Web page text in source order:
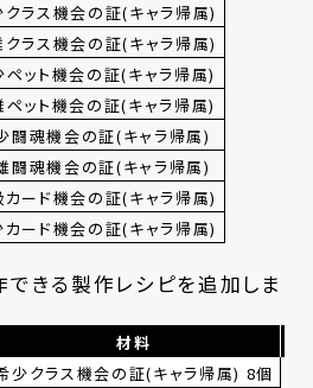
クラス機会の証(キャラ帰属)
ラス機会の証(キャラ帰属)
ペット機会の証(キャラ帰属)
ペット機会の証(キャラ帰属)
闘魂機会の証(キャラ帰属)
闘魂機会の証(キャラ帰属)
カード機会の証(キャラ帰属)
カード機会の証(キャラ帰属)
きる製作レシピを追加しま
材料
少クラス機会の証(キャラ帰属) 8個